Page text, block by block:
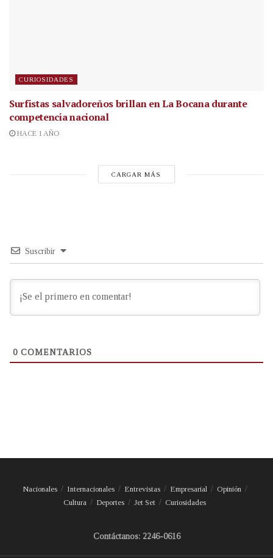
CURIOSIDADES
Surfistas salvadoreños brillan en La Bocana durante
competencia nacional
HACE 1 AÑO
CARGAR MÁS
Suscribir
0 COMENTARIOS
Nacionales Internacionales Entrevistas Empresarial
Opinión
Cultura
Deportes Jet Set Curiosidades
Contáctanos: 2246-0616